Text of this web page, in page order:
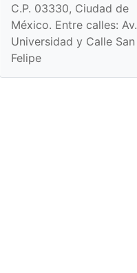
C.P. 03330, Ciudad de
México. Entre calles: Av.
Universidad y Calle San
Felipe